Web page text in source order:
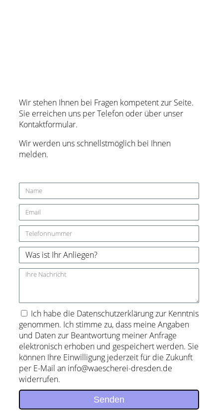
Wir stehen Ihnen bei Fragen kompetent zur Seite.
Sie erreichen uns per Telefon oder über unser
Kontaktformular.
Wir werden uns schnellstmöglich bei Ihnen
melden.
Ich habe die Datenschutzerklärung zur Kenntnis
genommen. Ich stimme zu, dass meine Angaben
und Daten zur Beantwortung meiner Anfrage
elektronisch erhoben und gespeichert werden. Sie
können Ihre Einwilligung jederzeit für die Zukunft
per E-Mail an info@waescherei-dresden.de
widerrufen.
Senden